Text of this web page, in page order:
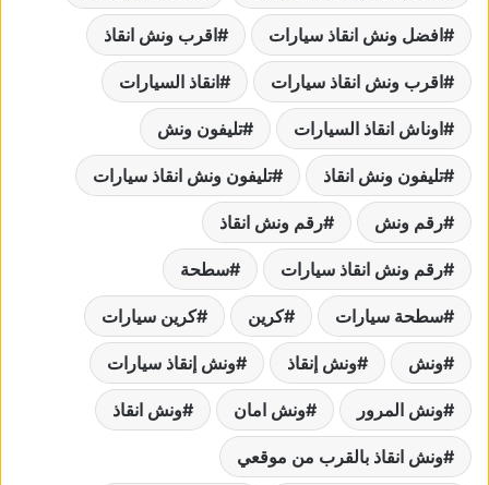
افضل ونش انقاذ سيارات اقرب ونش انقاذ
اقرب ونش انقاذ سيارات انقاذ السيارات
اوناش انقاذ السيارات تليفون ونش
تليفون ونش انقاذ تليفون ونش انقاذ سيارات
رقم ونش رقم ونش انقاذ
رقم ونش انقاذ سيارات سطحة
سطحة سيارات كرين كرين سيارات
ونش ونش إنقاذ ونش إنقاذ سيارات
ونش المرور ونش امان ونش انقاذ
ونش انقاذ بالقرب من موقعي